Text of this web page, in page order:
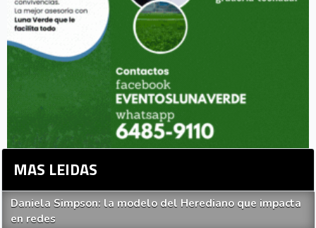
MAS LEIDAS
Daniela Simpson: la modelo del Herediano que impacta
en redes